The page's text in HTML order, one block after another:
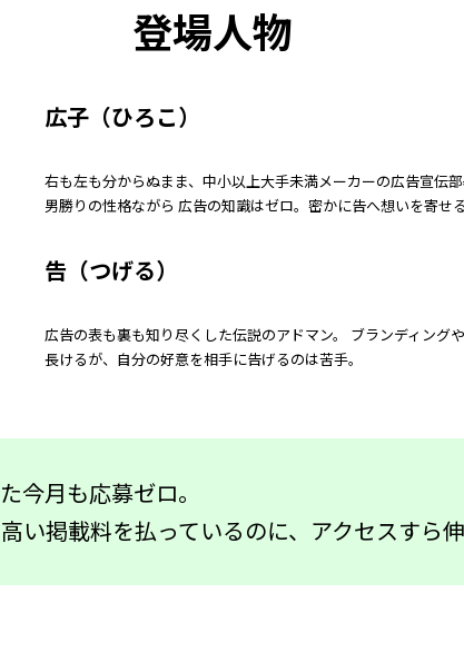
登場人物
広子（ひろこ）
右も左も分からぬまま、中小以上大手未満メーカーの広告宣伝
男勝りの性格ながら 広告の知識はゼロ。密かに告へ想いを寄せ
告（つげる）
広告の表も裏も知り尽くした伝説のアドマン。 ブランディング
長けるが、自分の好意を相手に告げるのは苦手。
今月も応募ゼロ。
い掲載料を払っているのに、アクセスすら伸